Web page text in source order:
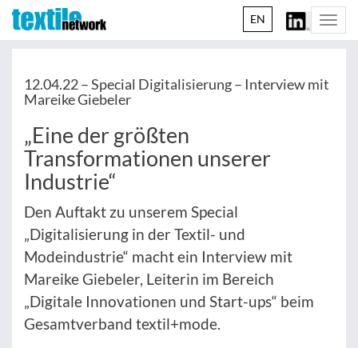
EN
12.04.22 –Special Digitalisierung – Interview mit
Mareike Giebeler
„Eine der größten
Transformationen unserer
Industrie“
Den Auftakt zu unserem Special
„Digitalisierung in der Textil- und
Modeindustrie“ macht ein Interview mit
Mareike Giebeler, Leiterin im Bereich
„Digitale Innovationen und Start-ups“ beim
Gesamtverband textil+mode.